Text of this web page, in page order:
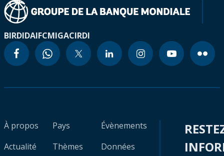
BIRDIDAIFCMIGACIRDI
À propos
Actualité
Pays
Thèmes
Évènements
Données